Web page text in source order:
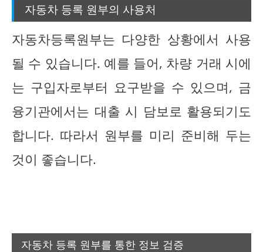
자동차 등록 원부의 사용처
자동차등록원부는 다양한 상황에서 사용
될 수 있습니다. 예를 들어, 차량 거래 시에
는 구입자로부터 요구받을 수 있으며, 금
융기관에서는 대출 시 담보로 활용되기도
합니다. 따라서 원부를 미리 준비해 두는
것이 좋습니다.
자동차 등록 원부를 통한 정보 검증